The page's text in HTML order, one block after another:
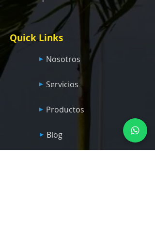
Quick Links
Nosotros
Servicios
Productos
Blog